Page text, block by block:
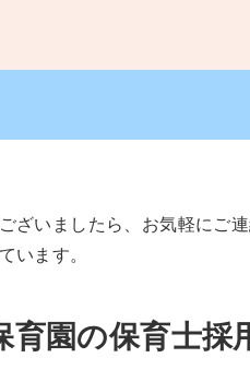
ざいましたら、お気軽にご連
います。
育園の保育士採